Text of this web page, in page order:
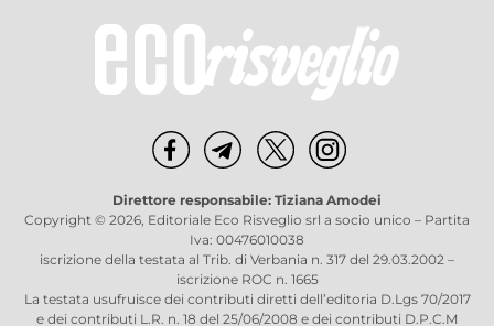
Direttore responsabile: Tiziana Amodei
Copyright © 2026, Editoriale Eco Risveglio srl a socio unico – Partita
Iva: 00476010038
iscrizione della testata al Trib. di Verbania n. 317 del 29.03.2002 –
iscrizione ROC n. 1665
La testata usufruisce dei contributi diretti dell’editoria D.Lgs 70/2017
e dei contributi L.R. n. 18 del 25/06/2008 e dei contributi D.P.C.M